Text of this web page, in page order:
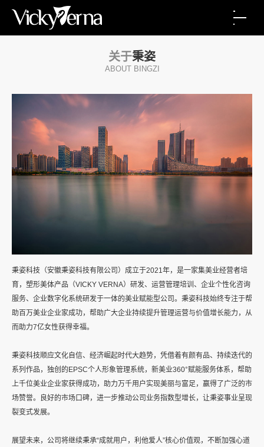
关于秉姿
ABOUT BINGZI
秉姿科技（安徽秉姿科技有限公司）成立于2021年，是一家集美业经营者培
育，塑形美体产品（VICKY VERNA）研发、运营管理培训、企业个性化咨询
服务、企业数字化系统研发于一体的美业赋能型公司。秉姿科技始终专注于帮
助百万美业企业家成功，帮助广大企业持续提升管理运营与价值增长能力，从
而助力7亿女性获得幸福。
秉姿科技顺应文化自信、经济崛起时代大趋势，凭借着有颜有品、持续迭代的
系列作品，独创的EPSC个人形象管理系统，新美业360°赋能服务体系，帮助
上千位美业企业家获得成功，助力万千用户实现美丽与富足，赢得了广泛的市
场赞誉。良好的市场口碑，进一步推动公司业务指数型增长，让秉姿事业呈现
裂变式发展。
展望未来，公司将继续秉承“成就用户，利他爱人”核心价值观，不断加强心道